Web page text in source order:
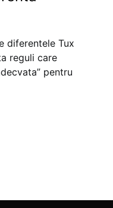
diferentele Tux
reguli care
pentru